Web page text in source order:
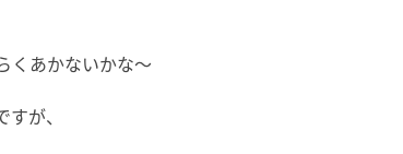
くあかないかな～
が、